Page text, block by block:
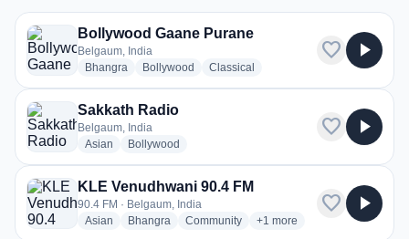
3 Radiosender aus Belgaum
Bollywood Gaane Purane
Belgaum, India
Bhangra radio stations
Bollywood radio stations
Classical
favorite play_arrow
Sakkath Radio
Belgaum, India
Asian radio stations
Bollywood
favorite play_arrow
KLE Venudhwani 90.4 FM
90.4 FM · Belgaum, India
Asian radio stations
Bhangra radio stations
Communityradio stations
+1 more genres for KLE
more
favorite play_arrow